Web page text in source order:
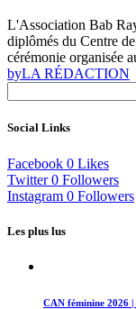
L'Association Bab
diplômés du Centre
cérémonie organisée
byLA RÉDACTION
Social Links
Facebook 0 Likes
Twitter 0 Followers
Instagram 0 Followers
Les plus lus
CAN féminine 2026 |